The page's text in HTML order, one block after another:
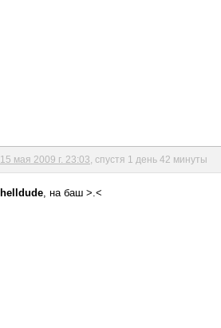
15 мая 2009 г. 23:03 , спустя 1 день 42 минуты
helldude, на баш >.<